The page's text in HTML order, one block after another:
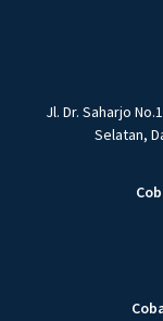
Jl. Dr. Saharjo
Selatan,